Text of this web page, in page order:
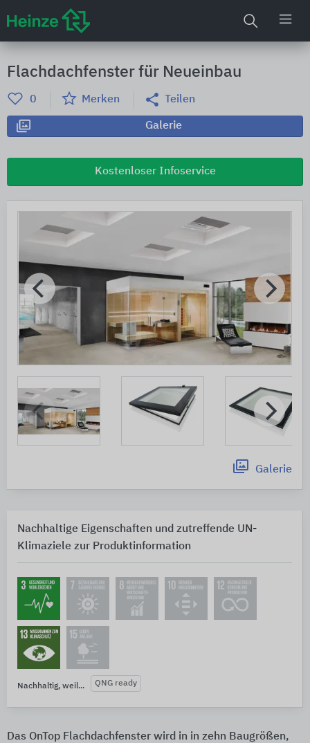
Flachdachfenster für Neueinbau
0 Merken Teilen
Galerie
Kostenloser Infoservice
Galerie
Nachhaltige Eigenschaften und zutreffende UN-
Klimaziele zur Produktinformation
Nachhaltig, weil... QNG ready
Das OnTop Flachdachfenster wird in in zehn Baugrößen,